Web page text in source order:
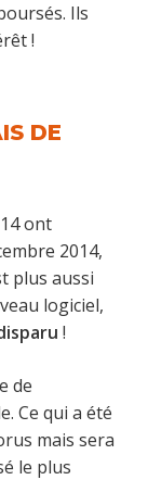
Ils
!
DE
ont
2014,
plus aussi
logiciel,
!
de
Ce qui a été
mais sera
le plus